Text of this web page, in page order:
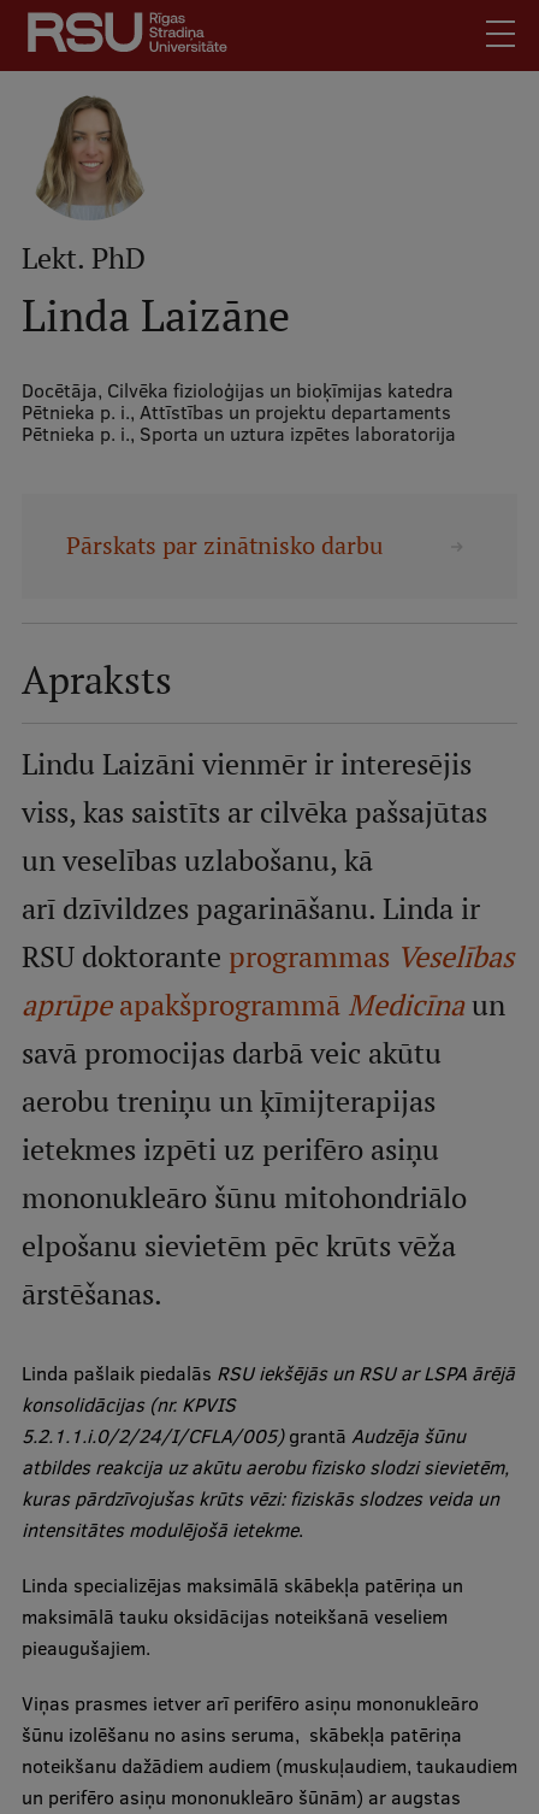
Pārlekt
galveno
saturu
English
Latviski
Meklēt Mobile
augšējā
izvēlne
Skolēniem
Studentiem
Darbiniekiem
Bibliotēka
Mobile
Pamatstudiju programmas
Maģistra studiju programmas
Doktorantūra
Studentu dzīve
Studiju norises vietas
Fakultātes
Mūsu cilvēki
Struktūra
Vēsture un tradīcijas
Identitāte
RSU fonds
Muzeji un ekspozīcijas
Ģerbonis
Projekti
Reitingi
Virtuālā tūre
Lekt. PhD
Linda Laizāne
Docētāja, Cilvēka fizioloģijas un bioķīmijas katedra
Pētnieka p. i., Attīstības un projektu departaments
Pētnieka p. i., Sporta un uztura izpētes laboratorija
Pārskats par zinātnisko darbu
Apraksts
Lindu Laizāni vienmēr ir interesējis
viss, kas saistīts ar cilvēka pašsajūtas
un veselības uzlabošanu, kā
arī dzīvildzes pagarināšanu. Linda ir
RSU doktorante programmas Veselības
aprūpeapakšprogrammā Medicīnaun
savā promocijas darbā veic akūtu
aerobu treniņu un ķīmijterapijas
ietekmes izpēti uz perifēro asiņu
mononukleāro šūnu mitohondriālo
elpošanu sievietēm pēc krūts vēža
ārstēšanas.
Linda pašlaik piedalās RSU iekšējās un RSU ar LSPA ārējā
konsolidācijas (nr. KPVIS
5.2.1.1.i.0/2/24/I/CFLA/005)grantā Audzēja šūnu
atbildes reakcija uz akūtu aerobu fizisko slodzi sievietēm,
kuras pārdzīvojušas krūts vēzi: fiziskās slodzes veida un
intensitātes modulējošā ietekme.
Linda specializējas maksimālā skābekļa patēriņa un
maksimālā tauku oksidācijas noteikšanā veseliem
pieaugušajiem.
Viņas prasmes ietver arī perifēro asiņu mononukleāro
šūnu izolēšanu no asins seruma, skābekļa patēriņa
noteikšanu dažādiem audiem (muskuļaudiem, taukaudiem
un perifēro asiņu mononukleāro šūnām) ar augstas